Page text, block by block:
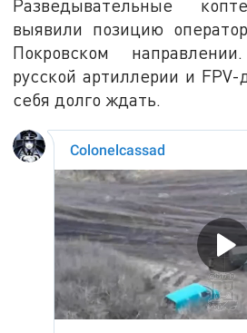
Разведывательные
выявили позицию
Покровском
русской артиллерии и FPV-
себя долго ждать.